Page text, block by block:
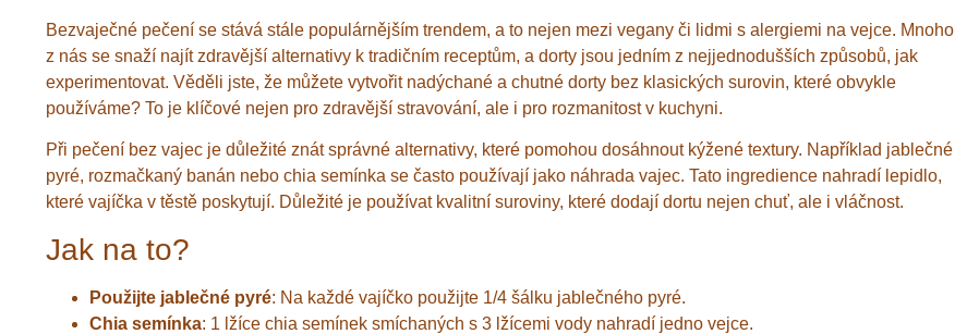
Bezvaječné pečení se stává stále populárnějším trendem, a to nejen mezi vegany či lidmi s alergiemi na vejce. Mnoho
z nás se snaží najít zdravější alternativy k tradičním receptům, a dorty jsou jedním z nejjednodušších způsobů, jak
experimentovat. Věděli jste, že můžete vytvořit nadýchané a chutné dorty bez klasických surovin, které obvykle
používáme? To je klíčové nejen pro zdravější stravování, ale i pro rozmanitost v kuchyni.
Při pečení bez vajec je důležité znát správné alternativy, které pomohou dosáhnout kýžené textury. Například jablečné
pyré, rozmačkaný banán nebo chia semínka se často používají jako náhrada vajec. Tato ingredience nahradí lepidlo,
které vajíčka v těstě poskytují. Důležité je používat kvalitní suroviny, které dodají dortu nejen chuť, ale i vláčnost.
Jak na to?
Použijte jablečné pyré: Na každé vajíčko použijte 1/4 šálku jablečného pyré.
Chia semínka: 1 lžíce chia semínek smíchaných s 3 lžícemi vody nahradí jedno vejce.